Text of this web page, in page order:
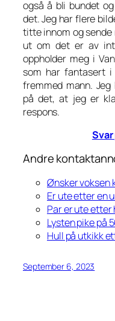
også å bli bundet
det. Jeg har flere
titte innom og sende
ut om det er av
oppholder meg i
som har fantasert
fremmed mann.
på det, at jeg er
respons.
Andre
Ønsker voksen
Er ute etter en
Par er ute
Lysten pike på
Hull på utkikk
September 6, 2023